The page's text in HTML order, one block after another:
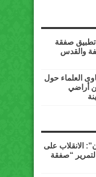
تطبيق صفقة
والقدس
العلماء حول
أراضي
الانقلاب على
“صفقة